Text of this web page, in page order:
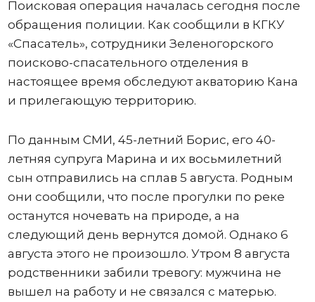
Поисковая операция началась сегодня после
обращения полиции. Как сообщили в КГКУ
«Спасатель», сотрудники Зеленогорского
поисково-спасательного отделения в
настоящее время обследуют акваторию Кана
и прилегающую территорию.
По данным СМИ, 45-летний Борис, его 40-
летняя супруга Марина и их восьмилетний
сын отправились на сплав 5 августа. Родным
они сообщили, что после прогулки по реке
останутся ночевать на природе, а на
следующий день вернутся домой. Однако 6
августа этого не произошло. Утром 8 августа
родственники забили тревогу: мужчина не
вышел на работу и не связался с матерью.